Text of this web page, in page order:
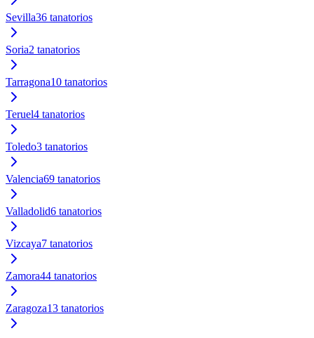
Sevilla36 tanatorios
Soria2 tanatorios
Tarragona10 tanatorios
Teruel4 tanatorios
Toledo3 tanatorios
Valencia69 tanatorios
Valladolid6 tanatorios
Vizcaya7 tanatorios
Zamora44 tanatorios
Zaragoza13 tanatorios